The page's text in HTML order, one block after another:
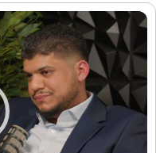
مشغل
الفيديو